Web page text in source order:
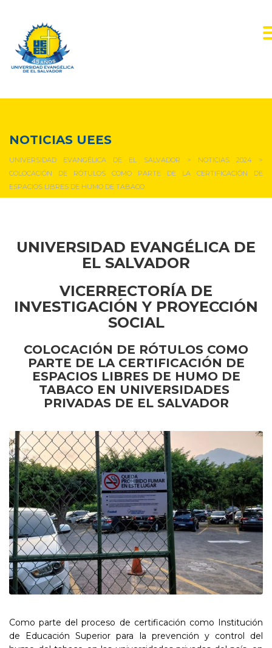
NOTICIAS UEES
UNIVERSIDAD EVANGÉLICA DE EL SALVADOR > NOTICIAS 2024>
COLOCACIÓN DE RÓTULOS COMO PARTE DE LA CERTIFICACIÓN DE
ESPACIOS LIBRES DE HUMO DE TABACO
UNIVERSIDAD EVANGÉLICA DE
EL SALVADOR
VICERRECTORÍA DE
INVESTIGACIÓN Y PROYECCIÓN
SOCIAL
COLOCACIÓN DE RÓTULOS COMO
PARTE DE LA CERTIFICACIÓN DE
ESPACIOS LIBRES DE HUMO DE
TABACO EN UNIVERSIDADES
PRIVADAS DE EL SALVADOR
Como parte del proceso de certificación como Institución
de Educación Superior para la prevención y control del